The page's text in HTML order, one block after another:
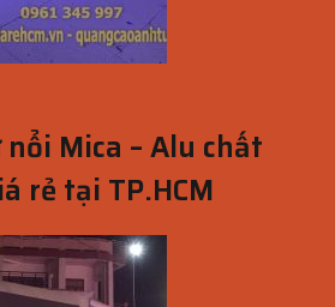
Mica – Alu chất
rẻ tại TP.HCM